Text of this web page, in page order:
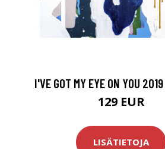
I'VE GOT MY EYE ON YOU
129 EUR
LISÄTIETOJA